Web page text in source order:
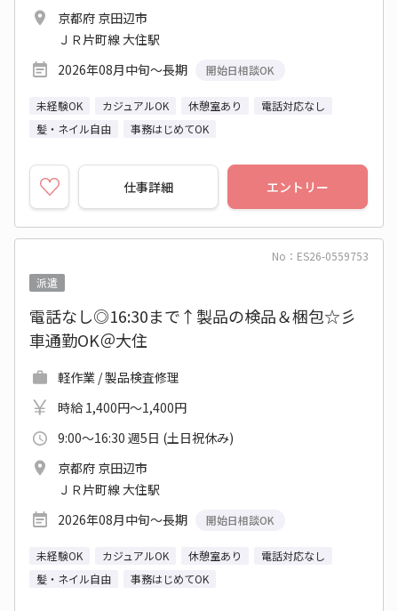
京都府 京田辺市
ＪＲ片町線 大住駅
2026年08月中旬～長期
開始日相談OK
未経験OK カジュアルOK 休憩室あり
電話対応なし
髪・ネイル自由
事務はじめてOK
仕事詳細 エントリー
No：ES26-0559753
派遣
電話なし◎16:30まで↑製品の検品＆梱包☆彡
車通勤OK＠大住
軽作業 / 製品検査修理
時給 1,400円～1,400円
9:00～16:30 週5日 (土日祝休み)
京都府 京田辺市
ＪＲ片町線 大住駅
2026年08月中旬～長期
開始日相談OK
未経験OK カジュアルOK 休憩室あり
電話対応なし
髪・ネイル自由
事務はじめてOK